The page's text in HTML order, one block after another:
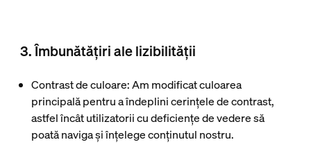
3. Îmbunătățiri ale lizibilității
Contrast de culoare: Am modificat culoarea
principală pentru a îndeplini cerințele de contrast,
astfel încât utilizatorii cu deficiențe de vedere să
poată naviga și înțelege conținutul nostru.